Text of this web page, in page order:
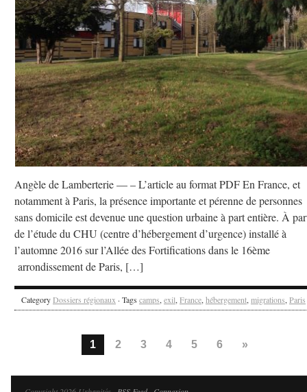
Angèle de Lamberterie –– – L’article au format PDF En France, et
notamment à Paris, la présence importante et pérenne de personnes
sans domicile est devenue une question urbaine à part entière. À
de l’étude du CHU (centre d’hébergement d’urgence) installé à
l’automne 2016 sur l’Allée des Fortifications dans le 16ème
arrondissement de Paris, […]
CategoryDossiers régionaux · Tags camps, exil, France, hébergement, migrations, Paris
1 2 3 4 5 6 »